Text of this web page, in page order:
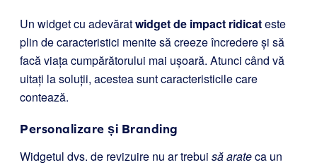
Un widget cu adevăratwidget de impact ridicateste
plin de caracteristici menite să creeze încredere și să
facă viața cumpărătorului mai ușoară. Atunci când vă
uitați la soluții, acestea sunt caracteristicile care
contează.
Personalizare și Branding
Widgetul dvs. de revizuire nu ar trebui să arateca un